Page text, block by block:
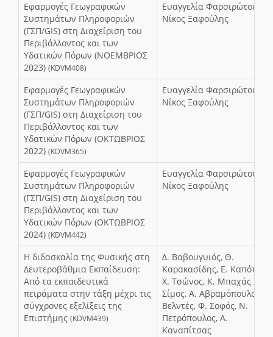
Εφαρμογές Γεωγραφικών
Συστημάτων Πληροφοριών
(ΓΣΠ/GIS) στη Διαχείριση του
Περιβάλλοντος και των
Υδατικών Πόρων (ΝΟΕΜΒΡΙΟΣ
2023) (KDVM408)
Ευαγγελία Φαρσιρώτου,
Νίκος Ξαφούλης
Εφαρμογές Γεωγραφικών
Συστημάτων Πληροφοριών
(ΓΣΠ/GIS) στη Διαχείριση του
Περιβάλλοντος και των
Υδατικών Πόρων (ΟΚΤΩΒΡΙΟΣ
2022) (KDVM365)
Ευαγγελία Φαρσιρώτου,
Νίκος Ξαφούλης
Εφαρμογές Γεωγραφικών
Συστημάτων Πληροφοριών
(ΓΣΠ/GIS) στη Διαχείριση του
Περιβάλλοντος και των
Υδατικών Πόρων (ΟΚΤΩΒΡΙΟΣ
2024) (KDVM442)
Ευαγγελία Φαρσιρώτου,
Νίκος Ξαφούλης
Η διδασκαλία της Φυσικής στη
Δευτεροβάθμια Εκπαίδευση:
Από τα εκπαιδευτικά
πειράματα στην τάξη μέχρι τις
σύγχρονες εξελίξεις της
Επιστήμης (KDVM439)
Δ. Βαβουγυιός, Θ.
Καρακασίδης, Ε. Καπότης,
Χ. Τσώνος, Κ. Μπαχάς Χ.
Σίμος, Α. Αβραμόπουλος, Γ.
Βελντές, Φ. Σοφός, Ν.
Πετρόπουλος, Α.
Καναπίτσας